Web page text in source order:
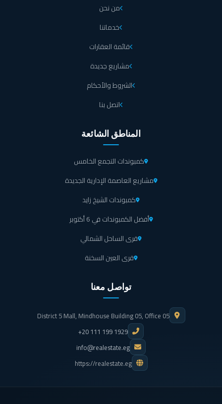
من نحن
خدماتنا
قائمة العقارات
مشاريع جديدة
الشروط والأحكام
اتصل بنا
المناطق الشائعة
كمبوندات التجمع الخامس
مشاريع العاصمة الإدارية الجديدة
كمبوندات الشيخ زايد
أفضل الكمبوندات في 6 أكتوبر
قرى الساحل الشمالي
قرى العين السخنة
تواصل معنا
District 5 Mall, Mindhouse Building 05, Office 05
+20 111 199 1929
info@realestate.eg
https://realestate.eg